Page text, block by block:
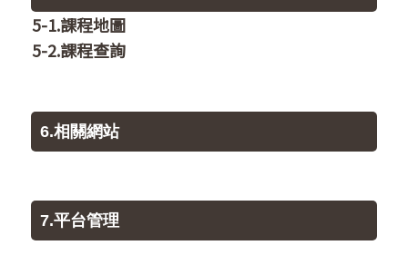
5-1.課程地圖
5-2.課程查詢
6.相關網站
7.平台管理